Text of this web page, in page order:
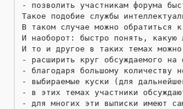
- позволить участникам форума
Такое подобие службы
В таком случае можно обратиться
И наоборот: быстро понять, какую
И то и другое в таких темах
- расширить круг обсуждаемого на
- благодаря большому количеству
- выбираемые куски (для
- в этих темах участники
- для многих эти выписки имеют